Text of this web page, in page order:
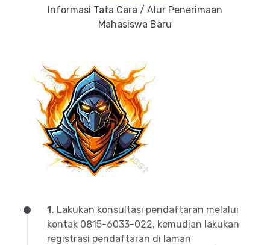
Informasi Tata Cara / Alur Penerimaan
Mahasiswa Baru
1. Lakukan konsultasi pendaftaran melalui
kontak 0815-6033-022, kemudian lakukan
registrasi pendaftaran di laman